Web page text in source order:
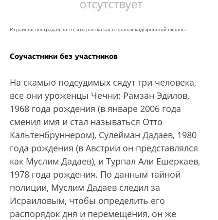
Исраилов пострадал за то, что рассказал о нравах кадыровской охраны
Соучастники без участников
На скамью подсудимых сядут три человека,
все они уроженцы Чечни: Рамзан Эдилов,
1968 года рождения (в январе 2006 года
сменил имя и стал называться Отто
Кальтенбруннером), Сулейман Дадаев, 1980
года рождения (в Австрии он представлялся
как Муслим Дадаев), и Турпал Али Ешеркаев,
1978 года рождения. По данным тайной
полиции, Муслим Дадаев следил за
Исраиловым, чтобы определить его
распорядок дня и перемещения, он же